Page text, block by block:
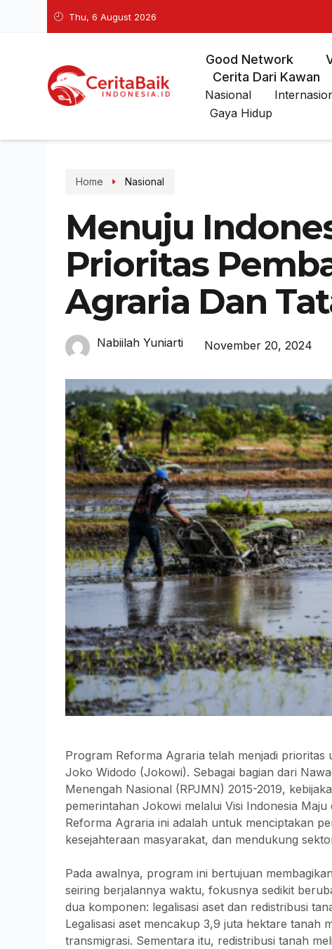
Thu, 6 August 2026
Good Network
Cerita Dari Kawan
Nasional
Gaya Hidup
Home Nasional
Menuju
Prioritas
Agraria Dan
Nabiilah Yuniarti November 20, 2024
Program Reforma Agraria telah menjadi prioritas
Joko Widodo (Jokowi). Sebagai bagian dari
Menengah Nasional (RPJMN) 2015-2019,
pemerintahan Jokowi melalui Visi Indonesia
Reforma Agraria ini adalah untuk menciptakan
kesejahteraan masyarakat, dan mendukung
Pada awalnya, program ini bertujuan
seiring berjalannya waktu, fokusnya sedikit
dua komponen: legalisasi aset dan redistribusi
Legalisasi aset mencakup 3,9 juta hektare tanah
transmigrasi. Sementara itu, redistribusi tanah